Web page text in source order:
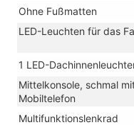
Ohne Fußmatten
LED-Leuchten für das
1 LED-
Mittelkonsole, schmal
Mobiltelefon
Multifunktionslenkrad